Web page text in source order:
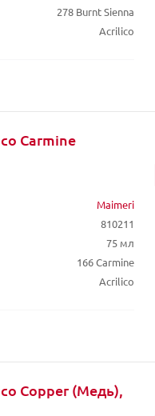
278 Burnt Sienna
Acrilico
Carmine
Maimeri
810211
75 мл
166 Carmine
Acrilico
Copper (Медь),